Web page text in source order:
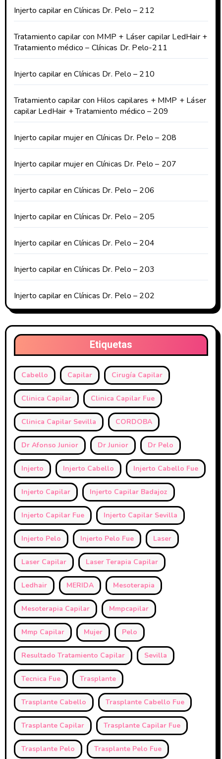
Injerto capilar en Clínicas Dr. Pelo – 212
Tratamiento capilar con MMP + Láser capilar LedHair +
Tratamiento médico – Clínicas Dr. Pelo-211
Injerto capilar en Clínicas Dr. Pelo – 210
Tratamiento capilar con Hilos capilares + MMP + Láser
capilar LedHair + Tratamiento médico – 209
Injerto capilar mujer en Clínicas Dr. Pelo – 208
Injerto capilar mujer en Clínicas Dr. Pelo – 207
Injerto capilar en Clínicas Dr. Pelo – 206
Injerto capilar en Clínicas Dr. Pelo – 205
Injerto capilar en Clínicas Dr. Pelo – 204
Injerto capilar en Clínicas Dr. Pelo – 203
Injerto capilar en Clínicas Dr. Pelo – 202
Etiquetas
Cabello Capilar Cirugía Capilar
Clinica Capilar Clinica Capilar Fue
Clinica Capilar Sevilla CORDOBA
Dr Afonso Junior Dr Junior Dr Pelo
Injerto Injerto Cabello Injerto Cabello Fue
Injerto Capilar Injerto Capilar Badajoz
Injerto Capilar Fue Injerto Capilar Sevilla
Injerto Pelo Injerto Pelo Fue Laser
Laser Capilar Laser Terapia Capilar
Ledhair MERIDA Mesoterapia
Mesoterapia Capilar Mmpcapilar
Mmp Capilar Mujer Pelo
Resultado Tratamiento Capilar Sevilla
Tecnica Fue Trasplante
Trasplante Cabello Trasplante Cabello Fue
Trasplante Capilar Trasplante Capilar Fue
Trasplante Pelo Trasplante Pelo Fue